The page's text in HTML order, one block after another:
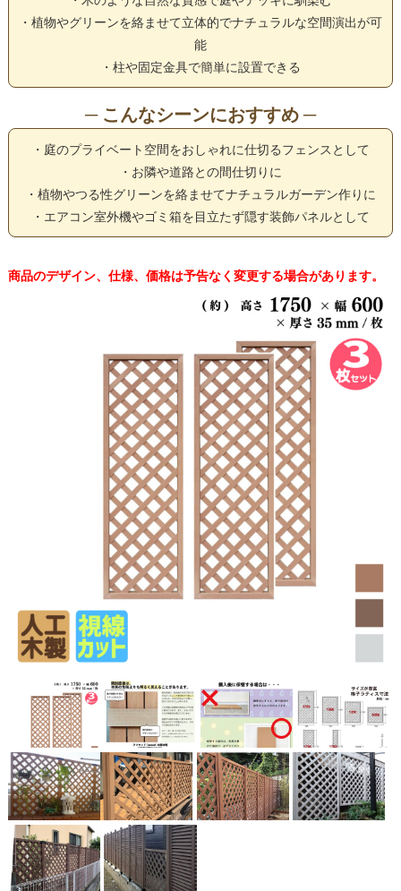
・植物やグリーンを絡ませて立体的でナチュラルな空間演出が可
能
・柱や固定金具で簡単に設置できる
─ こんなシーンにおすすめ ─
・庭のプライベート空間をおしゃれに仕切るフェンスとして
・お隣や道路との間仕切りに
・植物やつる性グリーンを絡ませてナチュラルガーデン作りに
・エアコン室外機やゴミ箱を目立たず隠す装飾パネルとして
商品のデザイン、仕様、価格は予告なく変更する場合があります。